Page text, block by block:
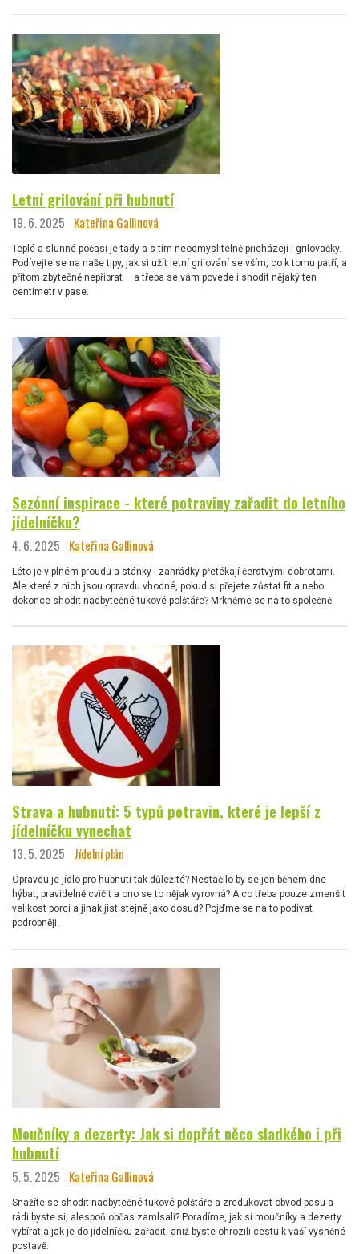
Letní grilování při hubnutí
19. 6. 2025 Kateřina Gallinová
Teplé a slunné počasí je tady a s tím neodmyslitelně přicházejí i grilovačky.
Podívejte se na naše tipy, jak si užít letní grilování se vším, co k tomu patří, a
přitom zbytečně nepřibrat – a třeba se vám povede i shodit nějaký ten
centimetr v pase.
Sezónní inspirace - které potraviny zařadit do letního
jídelníčku?
4. 6. 2025 Kateřina Gallinová
Léto je v plném proudu a stánky i zahrádky přetékají čerstvými dobrotami.
Ale které z nich jsou opravdu vhodné, pokud si přejete zůstat fit a nebo
dokonce shodit nadbytečné tukové polštáře? Mrkněme se na to společně!
Strava a hubnutí: 5 typů potravin, které je lepší z
jídelníčku vynechat
13. 5. 2025 Jídelní plán
Opravdu je jídlo pro hubnutí tak důležité? Nestačilo by se jen během dne
hýbat, pravidelně cvičit a ono se to nějak vyrovná? A co třeba pouze zmenšit
velikost porcí a jinak jíst stejně jako dosud? Pojďme se na to podívat
podrobněji.
Moučníky a dezerty: Jak si dopřát něco sladkého i při
hubnutí
5. 5. 2025 Kateřina Gallinová
Snažíte se shodit nadbytečné tukové polštáře a zredukovat obvod pasu a
rádi byste si, alespoň občas zamlsali? Poradíme, jak si moučníky a dezerty
vybírat a jak je do jídelníčku zařadit, aniž byste ohrozili cestu k vaší vysněné
postavě.